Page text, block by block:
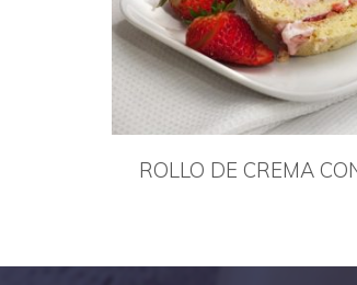
ROLLO DE CREMA